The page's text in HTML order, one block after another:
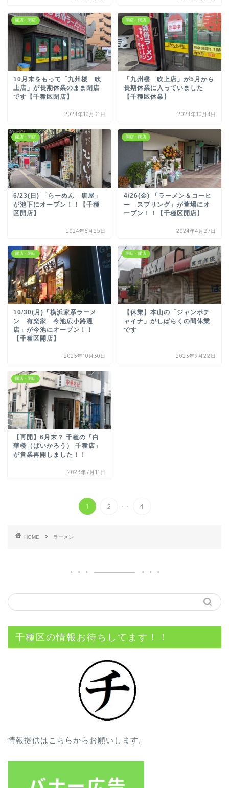
開店・閉店
10月末をもって「九州楼 吹
上店」が長期休業のまま閉店
です【千種区閉店】
2024年10月31日
開店・閉店
「九州楼 吹上店」が5月から
長期休業に入っていました
【千種区休業】
2024年10月4日
開店・閉店
6/23(日) 「らーめん 唐屋」
が池下にオープン！！【千種
区開店】
2024年6月25日
開店・閉店
4/26(金) 「ラーメン＆コーヒ
ー スプリング」が萱場にオ
ープン！！【千種区開店】
2024年4月27日
開店・閉店
10/30(月)「横浜家系ラーメ
ン 有楽家 今池広小路通
店」が今池にオープン！！
【千種区開店】
2023年10月30日
開店・閉店
【休業】本山の「ジャンボチ
ャイナ」がしばらくの間休業
です
2023年9月22日
開店・閉店
【再開】6月末？ 千種の「白
華楼（ぱいかろう） 千種店」
が営業再開しました！！
2023年7月11日
1 2 ... 4
HOME ラーメン
千種区の情報お待ちしてます！！
情報提供はこちらからお願いします。